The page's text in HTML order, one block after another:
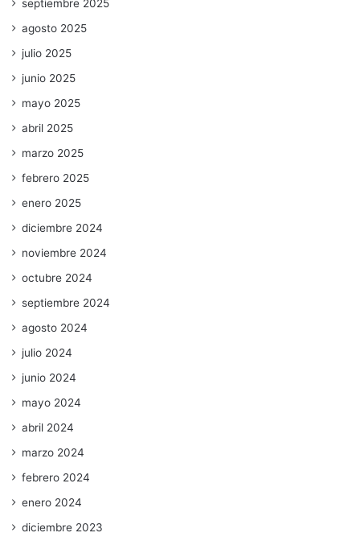
septiembre 2025
agosto 2025
julio 2025
junio 2025
mayo 2025
abril 2025
marzo 2025
febrero 2025
enero 2025
diciembre 2024
noviembre 2024
octubre 2024
septiembre 2024
agosto 2024
julio 2024
junio 2024
mayo 2024
abril 2024
marzo 2024
febrero 2024
enero 2024
diciembre 2023